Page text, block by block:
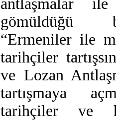
antlaşmalar
gömüldüğü
“Ermeniler ile
tarihçiler
ve Lozan
tartışmaya
tarihçiler ve